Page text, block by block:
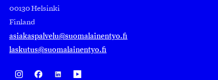
00130 Helsinki
Finland
asiakaspalvelu@suomalainentyo.fi
laskutus@suomalainentyo.fi